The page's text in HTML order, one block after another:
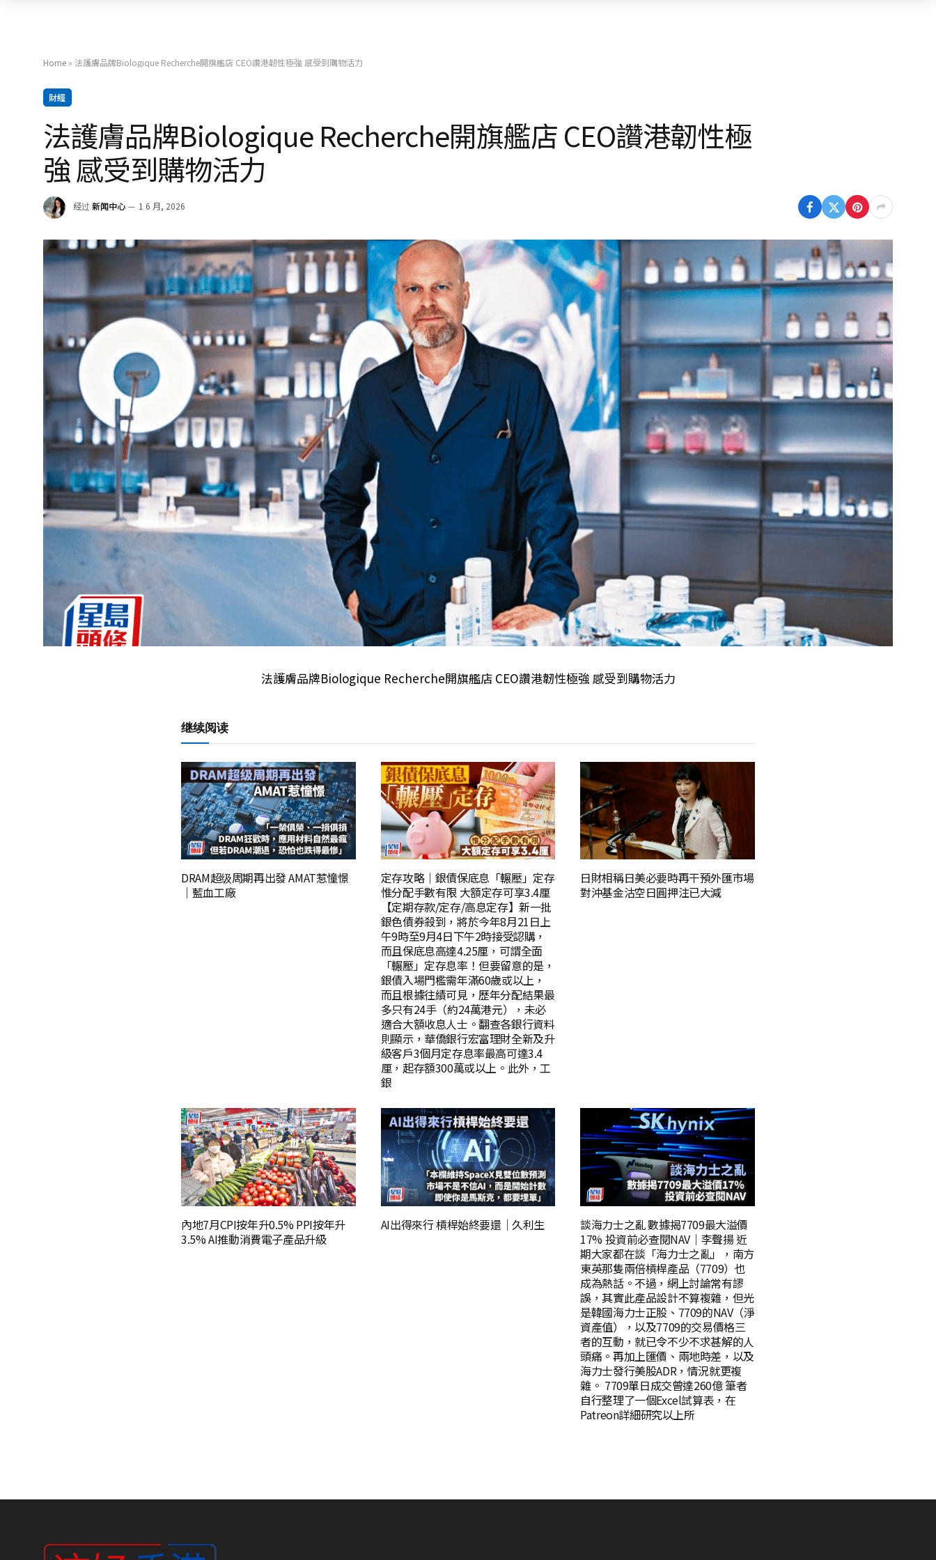
Home » 法護膚品牌Biologique Recherche開旗艦店 CEO讚港韌性極強 感受到購物活力
財經
法護膚品牌Biologique Recherche開旗艦店 CEO讚港韌性極
強 感受到購物活力
经过 新闻中心 1 6 月, 2026
法護膚品牌Biologique Recherche開旗艦店 CEO讚港韌性極強 感受到購物活力
继续阅读
DRAM超级周期再出發 AMAT惹憧憬
｜藍血工廠
定存攻略｜銀債保底息「輾壓」定存
惟分配手數有限 大額定存可享3.4厘
【定期存款/定存/高息定存】新一批
銀色債券殺到，將於今年8月21日上
午9時至9月4日下午2時接受認購，
而且保底息高達4.25厘，可謂全面
「輾壓」定存息率！但要留意的是，
銀債入場門檻需年滿60歲或以上，
而且根據往績可見，歷年分配結果最
多只有24手（約24萬港元），未必
適合大額收息人士。翻查各銀行資料
則顯示，華僑銀行宏富理財全新及升
級客戶3個月定存息率最高可達3.4
厘，起存額300萬或以上。此外，工
銀
日財相稱日美必要時再干預外匯市場
對沖基金沽空日圓押注已大減
內地7月CPI按年升0.5% PPI按年升
3.5% AI推動消費電子產品升級
AI出得來行 槓桿始終要還｜久利生
談海力士之亂 數據揭7709最大溢價
17% 投資前必查閱NAV｜李聲揚 近
期大家都在談「海力士之亂」，南方
東英那隻兩倍槓桿產品（7709）也
成為熱話。不過，網上討論常有謬
誤，其實此產品設計不算複雜，但光
是韓國海力士正股、7709的NAV（淨
資產值），以及7709的交易價格三
者的互動，就已令不少不求甚解的人
頭痛。再加上匯價、兩地時差，以及
海力士發行美股ADR，情況就更複
雜。 7709單日成交曾達260億 筆者
自行整理了一個Excel試算表，在
Patreon詳細研究以上所